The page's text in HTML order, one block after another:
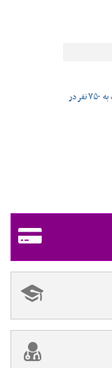
اجرای هشتمین پویش ایستگاه رایگان تندرستی و ارائه خدمت به ۷۵۰ نفر در